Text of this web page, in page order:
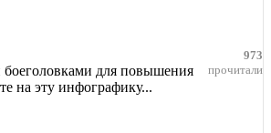
973
прочитали
боеголовками для повышения
на эту инфографику...